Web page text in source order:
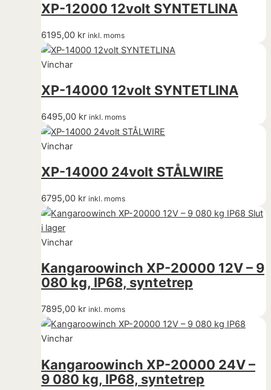
XP-12000 12volt SYNTETLINA
6195,00 kr inkl. moms
Vinchar
XP-14000 12volt SYNTETLINA
6495,00 kr inkl. moms
Vinchar
XP-14000 24volt STÅLWIRE
6795,00 kr inkl. moms
Slut
i lager
Vinchar
Kangaroowinch XP-20000 12V – 9
080 kg, IP68, syntetrep
7895,00 kr inkl. moms
Vinchar
Kangaroowinch XP-20000 24V –
9 080 kg, IP68, syntetrep